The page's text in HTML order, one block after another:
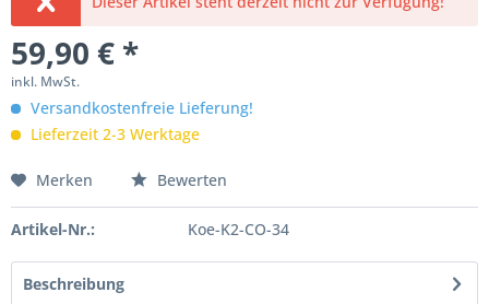
59,90 € *
inkl. MwSt.
Versandkostenfreie Lieferung!
Lieferzeit 2-3 Werktage
Merken Bewerten
Artikel-Nr.: Koe-K2-CO-34
Beschreibung